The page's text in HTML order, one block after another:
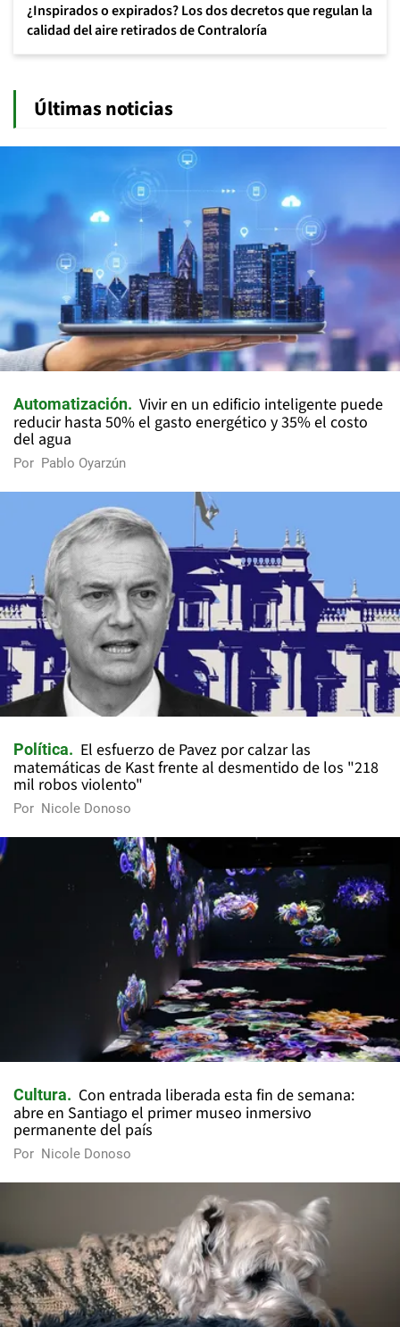
¿Inspirados o expirados? Los dos decretos que regulan la
calidad del aire retirados de Contraloría
Últimas noticias
Automatización
Vivir en un edificio inteligente puede
reducir hasta 50% el gasto energético y 35% el costo
del agua
Por Pablo Oyarzún
Política
El esfuerzo de Pavez por calzar las
matemáticas de Kast frente al desmentido de los "218
mil robos violento"
Por Nicole Donoso
Cultura
Con entrada liberada esta fin de semana:
abre en Santiago el primer museo inmersivo
permanente del país
Por Nicole Donoso